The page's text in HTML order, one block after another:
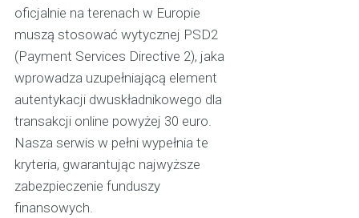
oficjalnie na terenach w Europie
muszą stosować wytycznej PSD2
(Payment Services Directive 2), jaka
wprowadza uzupełniającą element
autentykacji dwuskładnikowego dla
transakcji online powyżej 30 euro.
Nasza serwis w pełni wypełnia te
kryteria, gwarantując najwyższe
zabezpieczenie funduszy
finansowych.